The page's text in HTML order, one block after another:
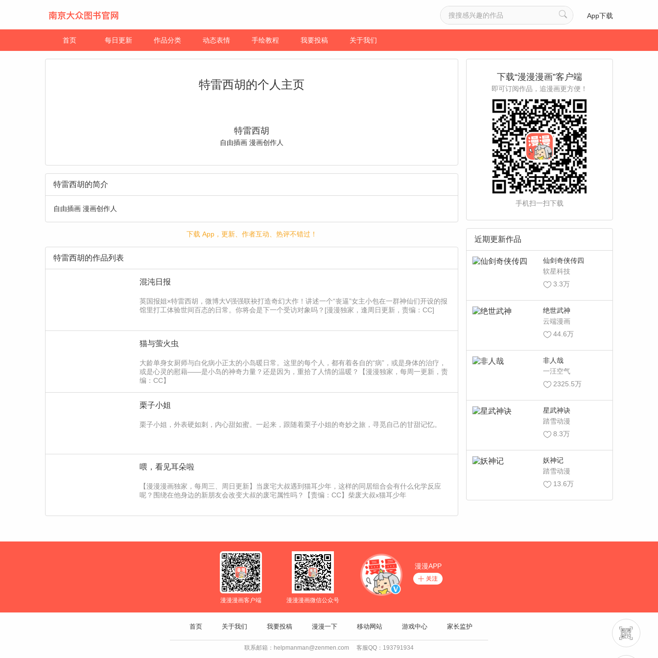
App下载
首页 每日更新 作品分类 动态表情 手绘教程 我要投稿 关于我们
特雷西胡的个人主页
特雷西胡
自由插画 漫画创作人
特雷西胡的简介
自由插画 漫画创作人
下载 App，更新、作者互动、热评不错过！
特雷西胡的作品列表
混沌日报
英国报姐×特雷西胡，微博大V强强联袂打造奇幻大作！讲述一个“丧逼”女主小包在一群神仙们开设的报
馆里打工体验世间百态的日常。你将会是下一个受访对象吗？[漫漫独家，逢周日更新，责编：CC]
猫与萤火虫
大龄单身女厨师与白化病小正太的小岛暖日常。这里的每个人，都有着各自的“病”，或是身体的治疗，
或是心灵的慰藉——是小岛的神奇力量？还是因为，重拾了人情的温暖？【漫漫独家，每周一更新，责
编：CC】
栗子小姐
栗子小姐，外表硬如刺，内心甜如蜜。一起来，跟随着栗子小姐的奇妙之旅，寻觅自己的甘甜记忆。
喂，看见耳朵啦
【漫漫漫画独家，每周三、周日更新】当废宅大叔遇到猫耳少年，这样的同居组合会有什么化学反应
呢？围绕在他身边的新朋友会改变大叔的废宅属性吗？【责编：CC】柴废大叔x猫耳少年
下载“漫漫漫画”客户端
即可订阅作品，追漫画更方便！
手机扫一扫下载
近期更新作品
仙剑奇侠传四
软星科技
3.3万
绝世武神
云端漫画
44.6万
非人哉
一汪空气
2325.5万
星武神诀
踏雪动漫
8.3万
妖神记
踏雪动漫
13.6万
漫漫漫画客户端 漫漫漫画微信公众号
漫漫APP
首页 关于我们 我要投稿 漫漫一下 移动网站 游戏中心 家长监护
联系邮箱：helpmanman@zenmen.com 客服QQ：193791934